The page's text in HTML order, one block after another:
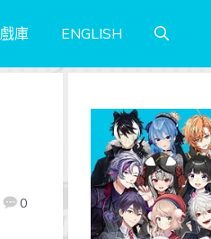
庫 ENGLISH
0